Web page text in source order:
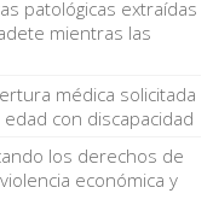
patológicas extraídas
mientras las
médica solicitada
con discapacidad
los derechos de
económica y